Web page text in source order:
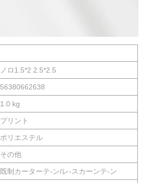
ノロ1.5*2 2.5*2.5
56380662638
1.0 kg
プリント
ポリエステル
その他
既制カーターテ-ン/レ-スカーンテ-ン